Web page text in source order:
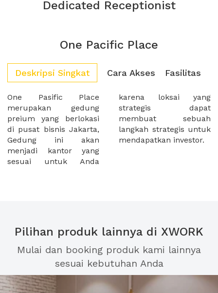
Dedicated Receptionist
One Pacific Place
Deskripsi Singkat Cara Akses Fasilitas
One Pasific Place
merupakan gedung
preium yang berlokasi
di pusat bisnis Jakarta,
Gedung ini akan
menjadi kantor yang
sesuai untuk Anda
karena loksai yang
strategis dapat
membuat sebuah
langkah strategis untuk
mendapatkan investor.
Pilihan produk lainnya di XWORK
Mulai dan booking produk kami lainnya
sesuai kebutuhan Anda